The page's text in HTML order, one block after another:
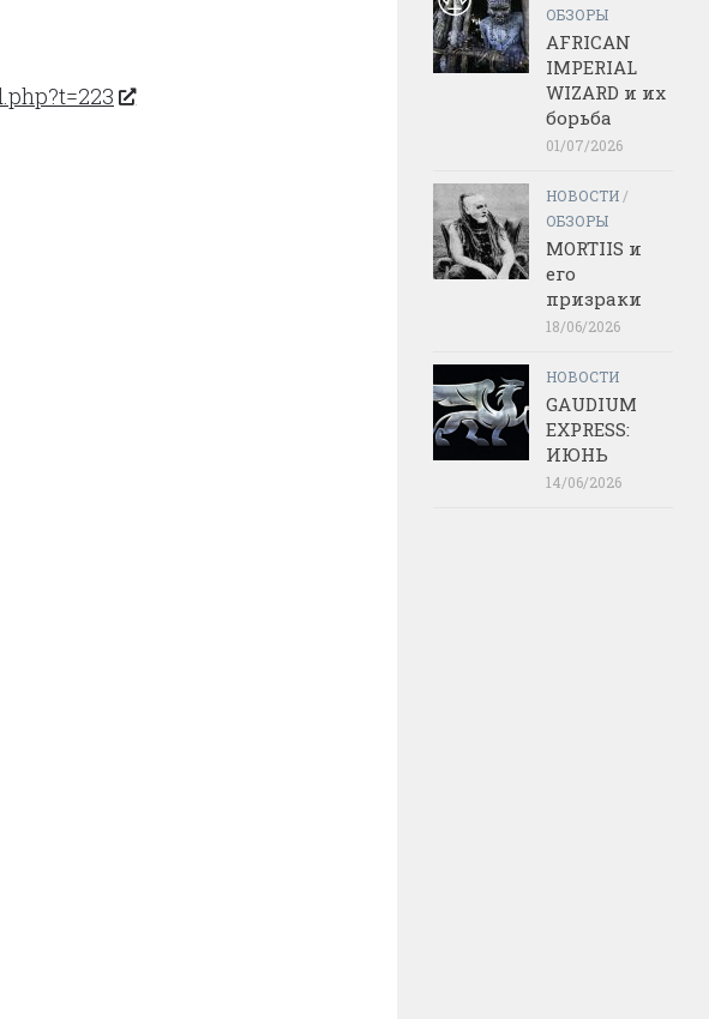
ОБЗОРЫ
AFRICAN
IMPERIAL
WIZARD и их
борьба
01/07/2026
НОВОСТИ /
ОБЗОРЫ
MORTIIS и
его
призраки
18/06/2026
НОВОСТИ
GAUDIUM
EXPRESS:
ИЮНЬ
14/06/2026